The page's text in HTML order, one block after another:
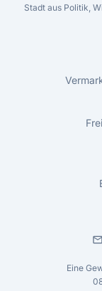
Stadt aus Politik,
mail
Eine